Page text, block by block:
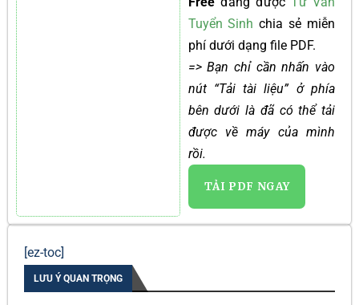
Tuyển Sinh chia sẻ miễn
phí dưới dạng file PDF.
=> Bạn chỉ cần nhấn vào
nút “Tải tài liệu” ở phía
bên dưới là đã có thể tải
được về máy của mình
rồi.
TẢI PDF NGAY
[ez-toc]
LƯU Ý QUAN TRỌNG